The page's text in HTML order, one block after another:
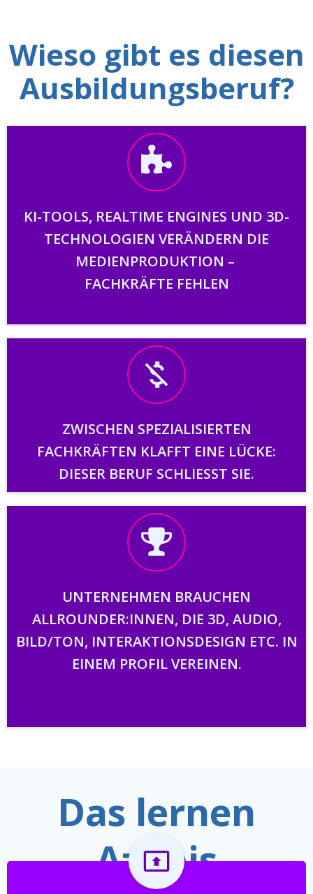
Wieso gibt es diesen
Ausbildungsberuf?
KI-TOOLS, REALTIME ENGINES UND 3D-
TECHNOLOGIEN VERÄNDERN DIE
MEDIENPRODUKTION –
FACHKRÄFTE FEHLEN
ZWISCHEN SPEZIALISIERTEN
FACHKRÄFTEN KLAFFT EINE LÜCKE:
DIESER BERUF SCHLIESST SIE.
UNTERNEHMEN BRAUCHEN
ALLROUNDER:INNEN, DIE 3D, AUDIO,
BILD/TON, INTERAKTIONSDESIGN ETC. IN
EINEM PROFIL VEREINEN.
Das lernen
Azubis